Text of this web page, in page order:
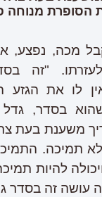
הסופרת מנוחה
מכה, נפצע,
"זה
לו את הגזע
בסדר, גדל
משענת בעת
תמיכה.
להיות
עושה זה בסדר